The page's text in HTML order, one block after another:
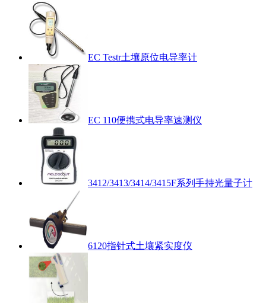
EC Testr土壤原位电导率计
EC 110便携式电导率速测仪
3412/3413/3414/3415F系列手持光量子计
6120指针式土壤紧实度仪